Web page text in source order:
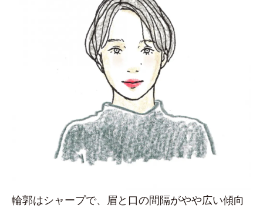
輪郭はシャープで、眉と口の間隔がやや広い傾向